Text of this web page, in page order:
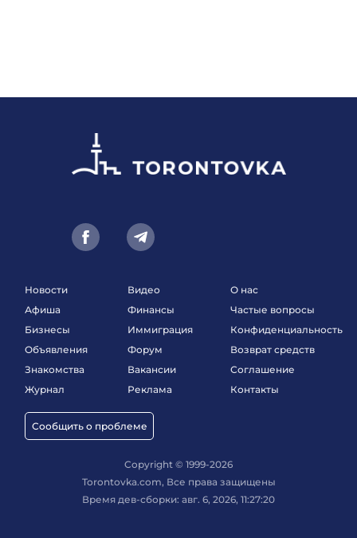
Новости
Афиша
Бизнесы
Объявления
Знакомства
Журнал
Сообщить о проблеме
Видео
Финансы
Иммиграция
Форум
Вакансии
Реклама
О нас
Частые вопросы
Конфиденциальность
Возврат средств
Соглашение
Контакты
Copyright © 1999-2026
Torontovka.com, Все права защищены
Время дев-сборки: авг. 6, 2026, 11:27:20